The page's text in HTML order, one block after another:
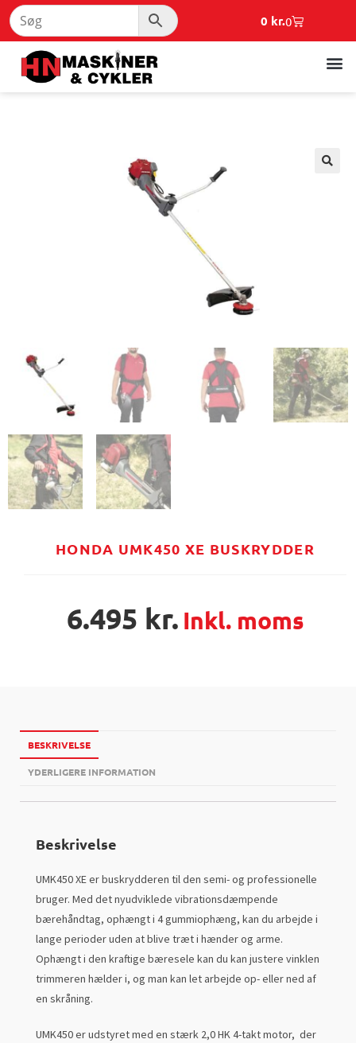
0 kr.0
HONDA UMK450 XE BUSKRYDDER
6.495 kr. Inkl. moms
BESKRIVELSE
YDERLIGERE INFORMATION
Beskrivelse
UMK450 XE er buskrydderen til den semi- og professionelle
bruger. Med det nyudviklede vibrationsdæmpende
bærehåndtag, ophængt i 4 gummiophæng, kan du arbejde i
lange perioder uden at blive træt i hænder og arme.
Ophængt i den kraftige bæresele kan du kan justere vinklen
trimmeren hælder i, og man kan let arbejde op- eller ned af
en skråning.
UMK450 er udstyret med en stærk 2,0 HK 4-takt motor, der